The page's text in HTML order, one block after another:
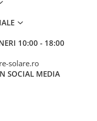
10:00 - 18:00
solare.ro
SOCIAL MEDIA